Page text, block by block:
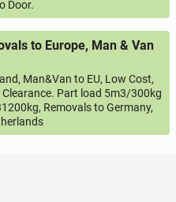
Door.
to Europe, Man & Van
Man&Van to EU, Low Cost,
Part load 5m3/300kg
Removals to Germany,